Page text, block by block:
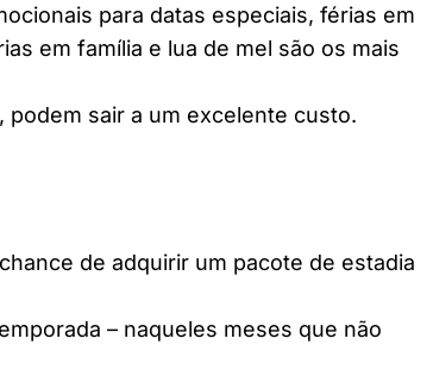
para datas especiais, férias em
em família e lua de mel são os mais
podem sair a um excelente custo.
de adquirir um pacote de estadia
– naqueles meses que não